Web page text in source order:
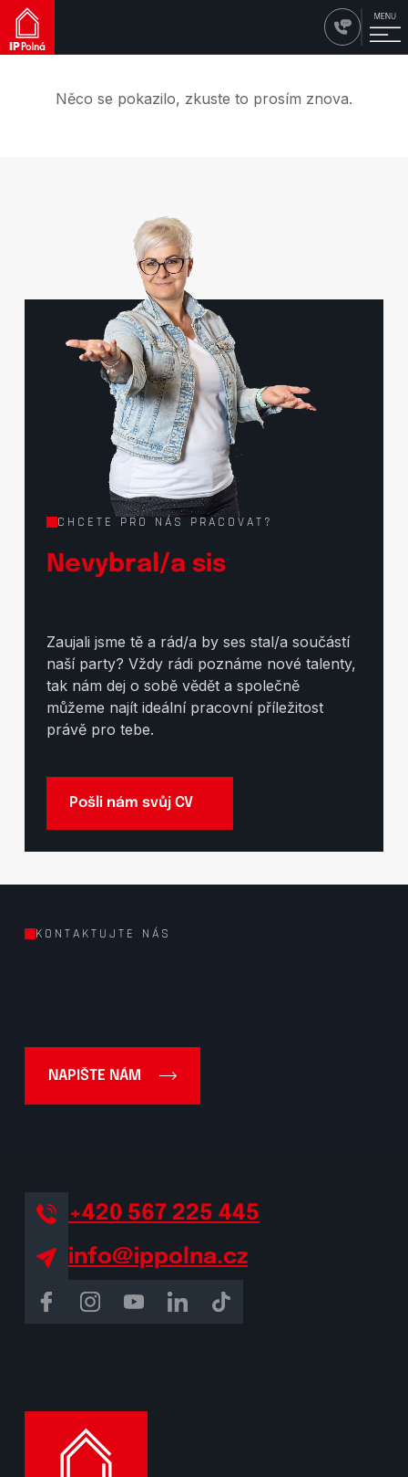
Něco se pokazilo, zkuste to prosím znova.
CHCETE PRO NÁS PRACOVAT?
Nevybral/a sis
Zaujali jsme tě a rád/a by ses stal/a součástí
naší party? Vždy rádi poznáme nové talenty,
tak nám dej o sobě vědět a společně
můžeme najít ideální pracovní příležitost
právě pro tebe.
Pošli nám svůj CV
KONTAKTUJTE NÁS
NAPIŠTE NÁM
+420 567 225 445
info@ippolna.cz